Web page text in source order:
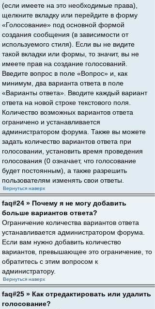
(если имеете на это необходимые права),
щелкните вкладку или перейдите в форму
«Голосование» под основной формой
создания сообщения (в зависимости от
используемого стиля). Если вы не видите
такой вкладки или формы, то значит, вы не
имеете прав на создание голосований.
Введите вопрос в поле «Вопрос» и, как
минимум, два варианта ответа в поле
«Варианты ответа». Вводите каждый вариант
ответа на новой строке текстового поля.
Количество возможных вариантов ответа
ограничено и устанавливается
администратором форума. Также вы можете
задать количество вариантов ответа при
голосовании, установить время проведения
голосования (0 означает, что голосование
будет постоянным), а также разрешить
пользователям изменять свои ответы.
Вернуться наверх
faq#24 » Почему я не могу добавить
больше вариантов ответа?
Ограничение количества вариантов ответа
устанавливается администратором форума.
Если вам нужно добавить количество
вариантов, превышающее это ограничение, то
обратитесь с этим вопросом к
администратору.
Вернуться наверх
faq#25 » Как отредактировать или удалить
голосование?